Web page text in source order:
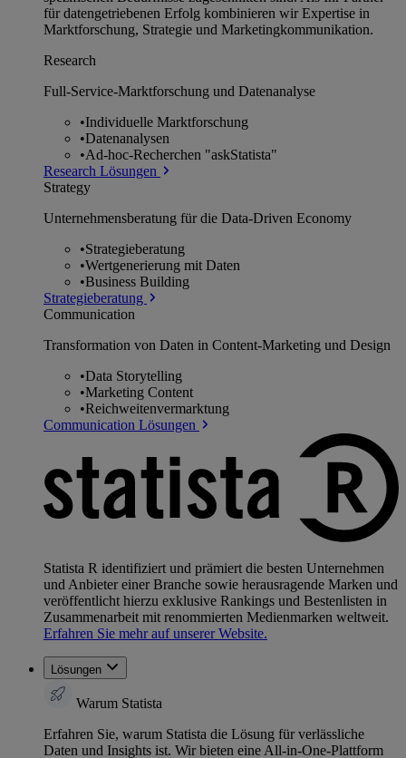
für datengetriebenen Erfolg kombinieren wir Expertise in
Marktforschung, Strategie und Marketingkommunikation.
Research
Full-Service-Marktforschung und Datenanalyse
•Individuelle Marktforschung
•Datenanalysen
•Ad-hoc-Recherchen "askStatista"
Research Lösungen
Strategy
Unternehmens­beratung für die Data-Driven Economy
•Strategieberatung
•Wertgenerierung mit Daten
•Business Building
Strategieberatung
Communication
Transformation von Daten in Content-Marketing und Design
•Data Storytelling
•Marketing Content
•Reichweitenvermarktung
Communication Lösungen
Statista R identifiziert und prämiert die besten Unternehmen
und Anbieter einer Branche sowie herausragende Marken und
veröffentlicht hierzu exklusive Rankings und Bestenlisten in
Zusammenarbeit mit renommierten Medienmarken weltweit.
Erfahren Sie mehr auf unserer Website.
Lösungen
Warum Statista
Erfahren Sie, warum Statista die Lösung für verlässliche
Daten und Insights ist. Wir bieten eine All-in-One-Plattform